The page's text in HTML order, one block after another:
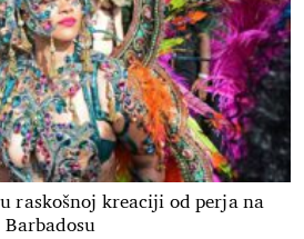
raskošnoj kreaciji od perja na
Barbadosu